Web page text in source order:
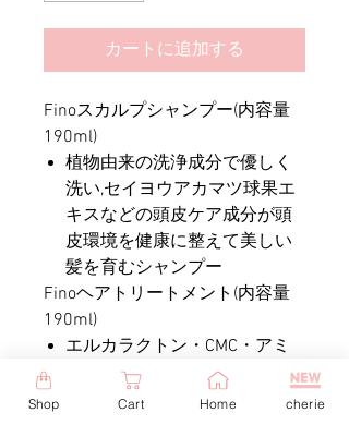
カートに追加する
Finoスカルプシャンプー(内容量
190ml)
植物由来の洗浄成分で優しく
洗い,セイヨウアカマツ球果エ
キスなどの頭皮ケア成分が頭
皮環境を健康に整えて美しい
髪を育むシャンプー
Finoヘアトリートメント(内容量
190ml)
エルカラクトン・CMC・アミ
ノ酸系の毛髪補修成分がダメ
ージ毛を補修して健康で美し
Shop Cart Home cherie